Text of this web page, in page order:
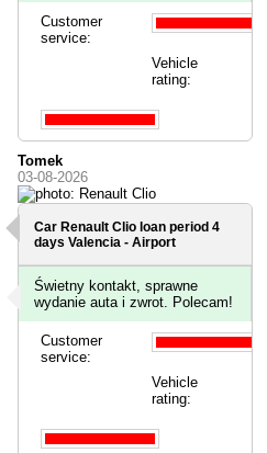
Customer
service:
Vehicle
rating:
Tomek
03-08-2026
Car Renault Clio loan period 4
daysValencia - Airport
Świetny kontakt, sprawne
wydanie auta i zwrot. Polecam!
Customer
service:
Vehicle
rating: